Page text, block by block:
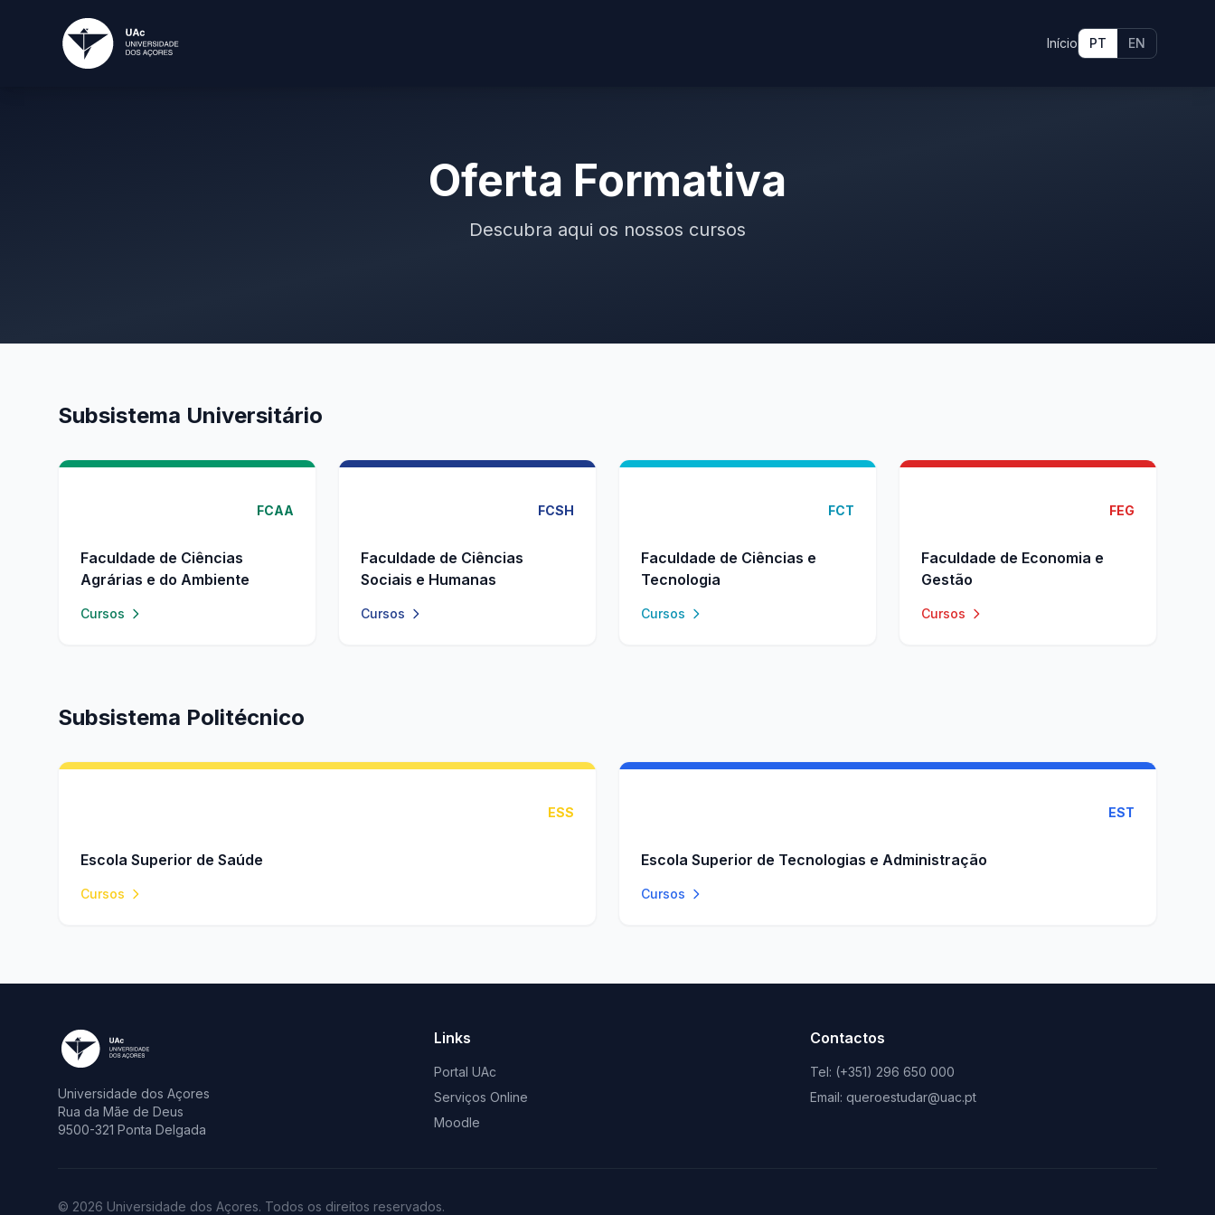
Início PT EN
Oferta Formativa
Descubra aqui os nossos cursos
Subsistema Universitário
FCAA
Faculdade de Ciências
Agrárias e do Ambiente
Cursos
FCSH
Faculdade de Ciências
Sociais e Humanas
Cursos
FCT
Faculdade de Ciências e
Tecnologia
Cursos
FEG
Faculdade de Economia e
Gestão
Cursos
Subsistema Politécnico
ESS
Escola Superior de Saúde
Cursos
EST
Escola Superior de Tecnologias e Administração
Cursos
Universidade dos Açores
Rua da Mãe de Deus
9500-321 Ponta Delgada
Links
Portal UAc
Serviços Online
Moodle
Contactos
Tel: (+351) 296 650 000
Email: queroestudar@uac.pt
© 2026 Universidade dos Açores. Todos os direitos reservados.